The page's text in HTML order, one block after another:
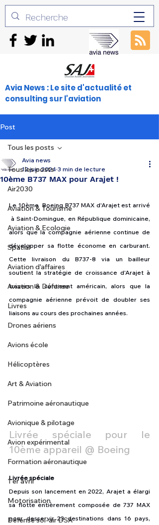
Avia News : Le site d'actualité et
consulting sur l'aviation
Post
Tous les posts
Air2030
Aviation & Tourisme
Aviation & Ecologie
Spatial
Aviation d'affaires
Aviation & Défense
Livres
Drones aériens
Avions école
Hélicoptères
Art & Aviation
Patrimoine aéronautique
Avionique & pilotage
Avion expérimental
Formation aéronautique
1 er avril
Motorisation
Défense sol-air DSA
Tous les posts
10ème B737 MAX pour Arajet !
Avia news
12 juin 2024 3 min de lecture
Le 10ème  Boeing B737 MAX d'Arajet est arrivé
à Saint-Domingue, en République dominicaine,
alors que la compagnie aérienne continue de
développer sa flotte économe en carburant.
Cette livraison du B737-8 via un bailleur
soutient la stratégie de croissance d'Arajet à
travers le continent américain, alors que la
compagnie aérienne prévoit de doubler ses
liaisons au cours des prochaines années.
Livrée spéciale pour le
10ème appareil @ Boeing
Livrée spéciale
Depuis son lancement en 2022, Arajet a élargi
sa flotte entièrement composée de 737 MAX
pour desservir 23 destinations dans 16 pays,